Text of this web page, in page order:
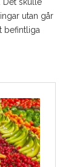
Det skulle
utan går
befintliga